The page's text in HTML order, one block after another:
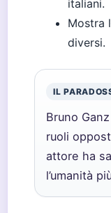
italiani.
Mostra
diversi.
IL
Bruno
ruoli
attore ha
l’umanità